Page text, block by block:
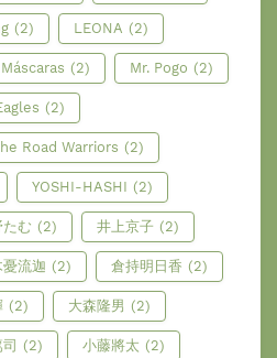
(2) LEONA (2)
(2) Mr. Pogo (2)
(2)
Road Warriors (2)
YOSHI-HASHI (2)
む (2) 井上京子 (2)
流迦 (2) 倉持明日香 (2)
(2) 大森隆男 (2)
(2) 小藤將太 (2)